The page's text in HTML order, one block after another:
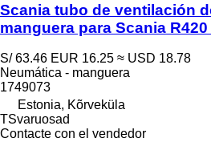
Scania tubo de ventilación
manguera para Scania
S/ 63.46 EUR 16.25 ≈ USD 18.78
Neumática - manguera
1749073
Estonia, Kõrveküla
TSvaruosad
Contacte con el vendedor